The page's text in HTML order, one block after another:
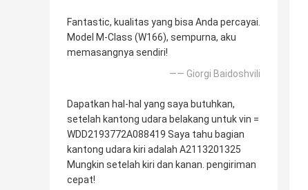
Fantastic, kualitas yang bisa Anda percayai.
Model M-Class (W166), sempurna, aku
memasangnya sendiri!
—— Giorgi Baidoshvili
Dapatkan hal-hal yang saya butuhkan,
setelah kantong udara belakang untuk vin =
WDD2193772A088419 Saya tahu bagian
kantong udara kiri adalah A2113201325
Mungkin setelah kiri dan kanan. pengiriman
cepat!